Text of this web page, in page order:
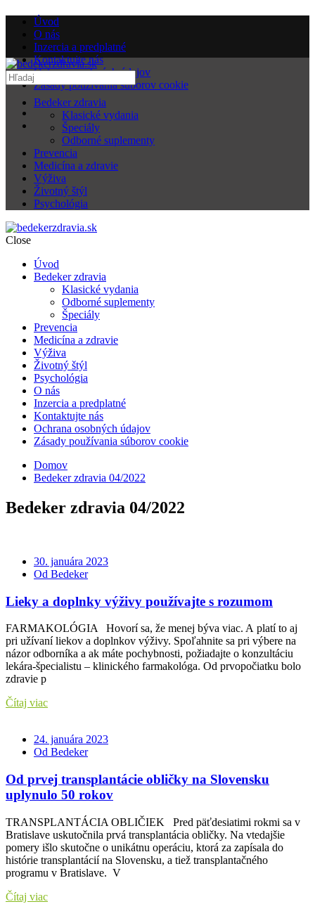
Úvod
O nás
Inzercia a predplatné
Kontaktujte nás
Ochrana osobných údajov
Zásady používania súborov cookie
Bedeker zdravia
Klasické vydania
Špeciály
Odborné suplementy
Prevencia
Medicína a zdravie
Výživa
Životný štýl
Psychológia
Close
Úvod
Bedeker zdravia
Klasické vydania
Odborné suplementy
Špeciály
Prevencia
Medicína a zdravie
Výživa
Životný štýl
Psychológia
O nás
Inzercia a predplatné
Kontaktujte nás
Ochrana osobných údajov
Zásady používania súborov cookie
Domov
Bedeker zdravia 04/2022
Bedeker zdravia 04/2022
30. januára 2023
Od Bedeker
Lieky a doplnky výživy používajte s rozumom
FARMAKOLÓGIA Hovorí sa, že menej býva viac. A platí to aj
pri užívaní liekov a doplnkov výživy. Spoľahnite sa pri výbere na
názor odborníka a ak máte pochybnosti, požiadajte o konzultáciu
lekára-špecialistu – klinického farmakológa. Od prvopočiatku bolo
zdravie p
Čítaj viac
24. januára 2023
Od Bedeker
Od prvej transplantácie obličky na Slovensku
uplynulo 50 rokov
TRANSPLANTÁCIA OBLIČIEK Pred päťdesiatimi rokmi sa v
Bratislave uskutočnila prvá transplantácia obličky. Na vtedajšie
pomery išlo skutočne o unikátnu operáciu, ktorá za zapísala do
histórie transplantácií na Slovensku, a tiež transplantačného
programu v Bratislave. V
Čítaj viac